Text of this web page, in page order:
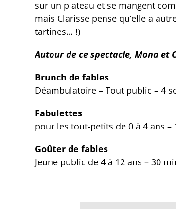
sur un plateau et se mangent
mais Clarisse pense qu’elle a
tartines… !)
Autour de ce spectacle, Mona et
Brunch de fables
Déambulatoire – Tout public – 4
Fabulettes
pour les tout-petits de 0 à 4 ans –
Goûter de fables
Jeune public de 4 à 12 ans – 30